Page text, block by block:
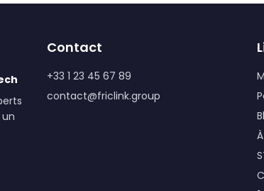
Contact
+33 1 23 45 67 89
contact@friclink.group